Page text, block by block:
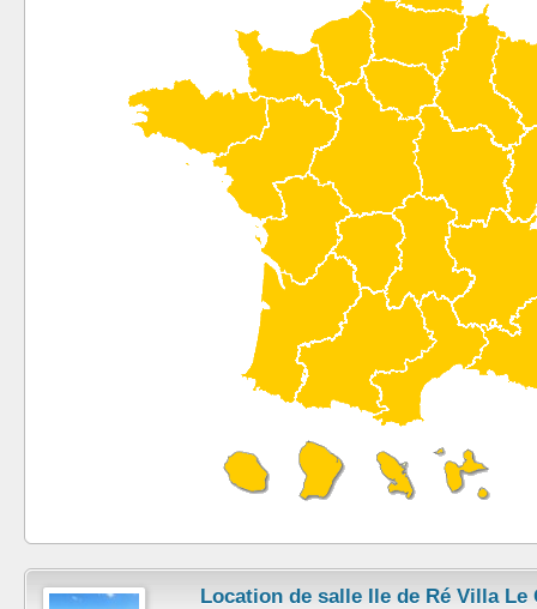
Location de salle Ile de Ré Villa Le